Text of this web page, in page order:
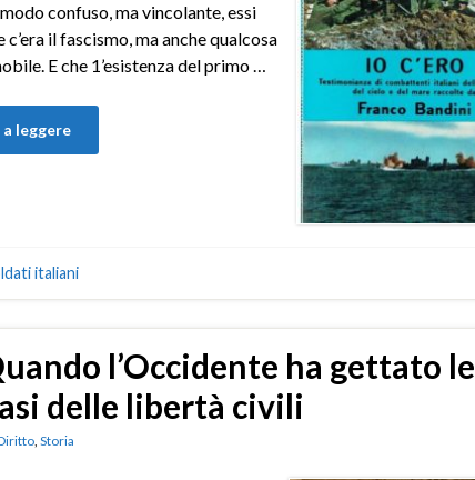
confuso, ma vincolante, essi
il fascismo, ma anche qualcosa
E che 1’esistenza del primo …
leggere
italiani
l’Occidente ha gettato le
delle libertà civili
, Storia